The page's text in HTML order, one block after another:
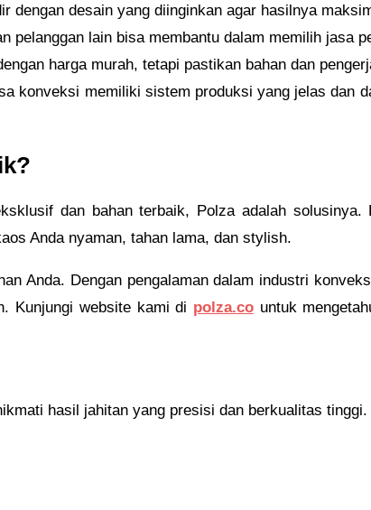
dengan desain yang diinginkan agar hasilnya
pelanggan lain bisa membantu dalam memilih jasa
harga murah, tetapi pastikan bahan dan
konveksi memiliki sistem produksi yang jelas dan
dan bahan terbaik, Polza adalah solusinya.
Anda nyaman, tahan lama, dan stylish.
Anda. Dengan pengalaman dalam industri
Kunjungi website kami di polza.countuk
hasil jahitan yang presisi dan berkualitas tinggi.